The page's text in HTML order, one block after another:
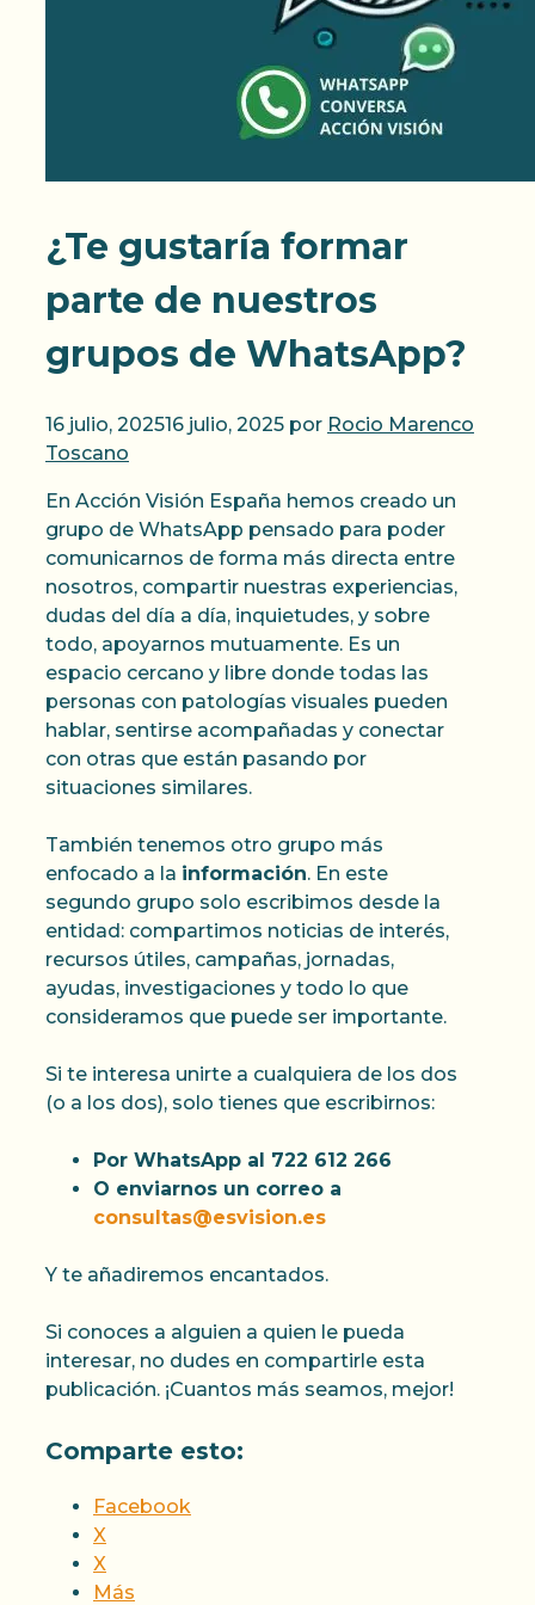
¿Te gustaría formar
parte de nuestros
grupos de WhatsApp?
16 julio, 202516 julio, 2025 por Rocio Marenco
Toscano
En Acción Visión España hemos creado un
grupo de WhatsApp pensado para poder
comunicarnos de forma más directa entre
nosotros, compartir nuestras experiencias,
dudas del día a día, inquietudes, y sobre
todo, apoyarnos mutuamente. Es un
espacio cercano y libre donde todas las
personas con patologías visuales pueden
hablar, sentirse acompañadas y conectar
con otras que están pasando por
situaciones similares.
También tenemos otro grupo más
enfocado a la información. En este
segundo grupo solo escribimos desde la
entidad: compartimos noticias de interés,
recursos útiles, campañas, jornadas,
ayudas, investigaciones y todo lo que
consideramos que puede ser importante.
Si te interesa unirte a cualquiera de los dos
(o a los dos), solo tienes que escribirnos:
Por WhatsApp al 722 612 266
O enviarnos un correo a
consultas@esvision.es
Y te añadiremos encantados.
Si conoces a alguien a quien le pueda
interesar, no dudes en compartirle esta
publicación. ¡Cuantos más seamos, mejor!
Comparte esto:
Facebook
X
X
Más